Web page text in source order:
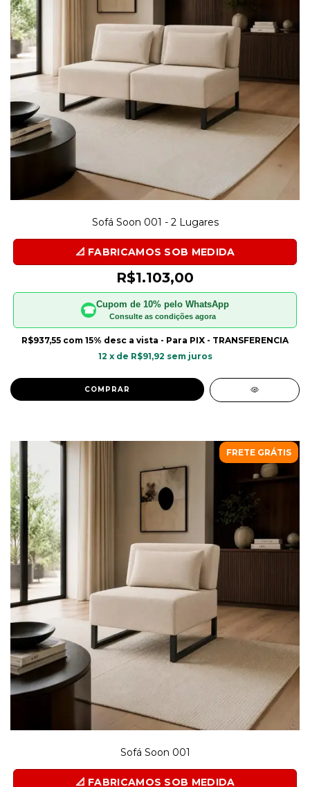
Sofá Soon 001 - 2 Lugares
R$1.103,00
☎
Cupom de 10% pelo WhatsApp
Consulte as condições agora
R$937,55 com 15% desc a vista - Para PIX - TRANSFERENCIA
12 x de R$91,92 sem juros
COMPRAR
FRETE GRÁTIS
Sofá Soon 001